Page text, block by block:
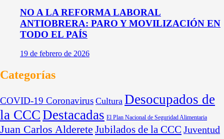
NO A LA REFORMA LABORAL
ANTIOBRERA: PARO Y MOVILIZACIÓN EN
TODO EL PAÍS
19 de febrero de 2026
Categorías
COVID-19 Coronavirus Cultura Desocupados de
la CCCDestacadas El Plan Nacional de Seguridad Alimentaria
Juan Carlos Alderete Jubilados de la CCC Juventud